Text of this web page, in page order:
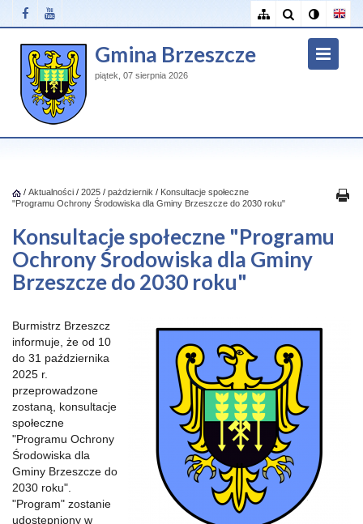
Gmina Brzeszcze
piątek, 07 sierpnia 2026
/ Aktualności / 2025 / pażdziernik / Konsultacje społeczne
"Programu Ochrony Środowiska dla Gminy Brzeszcze do 2030 roku"
Konsultacje społeczne "Programu
Ochrony Środowiska dla Gminy
Brzeszcze do 2030 roku"
Burmistrz Brzeszcz
informuje, że od 10
do 31 października
2025 r.
przeprowadzone
zostaną, konsultacje
społeczne
"Programu Ochrony
Środowiska dla
Gminy Brzeszcze do
2030 roku".
"Program" zostanie
udostępniony w